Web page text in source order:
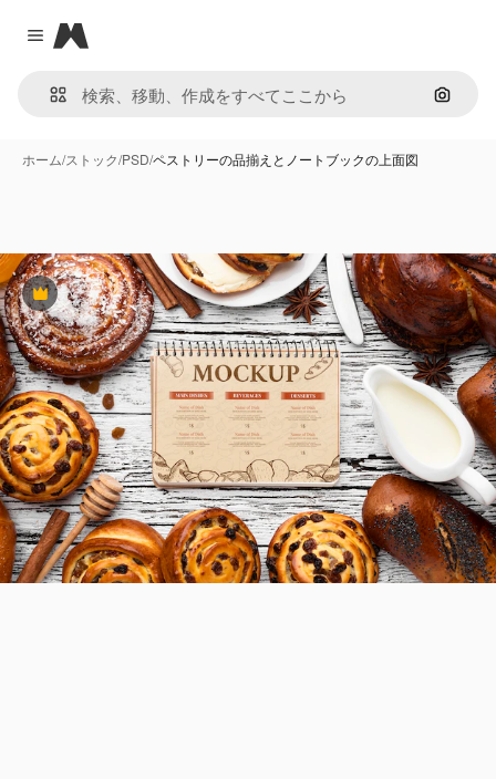
Close menu
Magnific
画像で
ホーム/ストック/PSD/ペストリーの品揃えとノートブックの上面図
Premium